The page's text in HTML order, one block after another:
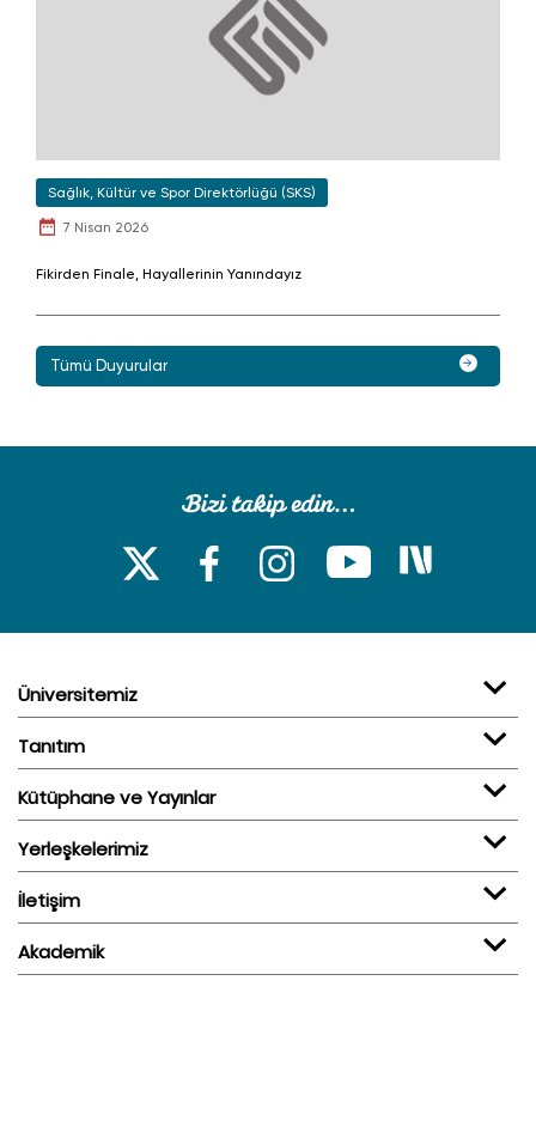
Sağlık, Kültür ve Spor Direktörlüğü (SKS)
7 Nisan 2026
Fikirden Finale, Hayallerinin Yanındayız
Tümü Duyurular
Üniversitemiz
Tanıtım
Kütüphane ve Yayınlar
Yerleşkelerimiz
İletişim
Akademik